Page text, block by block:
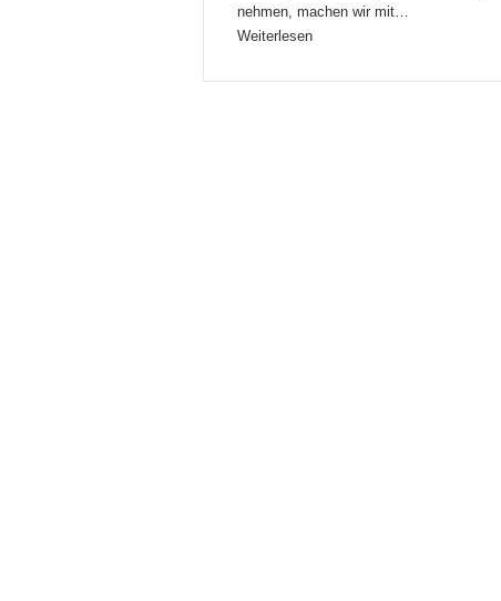
nehmen, machen wir mit…
Weiterlesen